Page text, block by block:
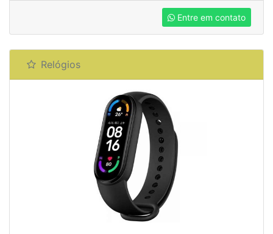
Entre em contato
Relógios